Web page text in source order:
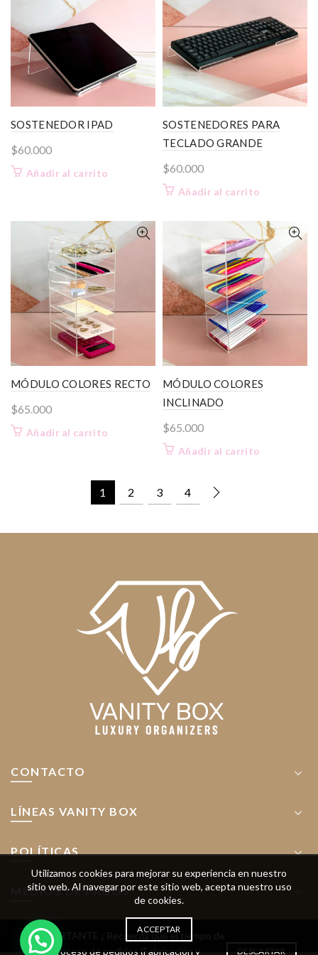
! IMPORTANTE ¡ Recuerda que el tiempo de
proceso de pedidos (Fabricación y
DESCARTAR
SOSTENEDOR IPAD
$60.000
Añadir al carrito
SOSTENEDORES PARA
TECLADO GRANDE
$60.000
Añadir al carrito
MÓDULO COLORES RECTO
$65.000
Añadir al carrito
MÓDULO COLORES
INCLINADO
$65.000
Añadir al carrito
1 2 3 4
CONTACTO
LÍNEAS VANITY BOX
POLÍTICAS
MEDIOS DE PAGOS
Utilizamos cookies para mejorar su experiencia en nuestro
sitio web. Al navegar por este sitio web, acepta nuestro uso
de cookies.
ACCEPTAR